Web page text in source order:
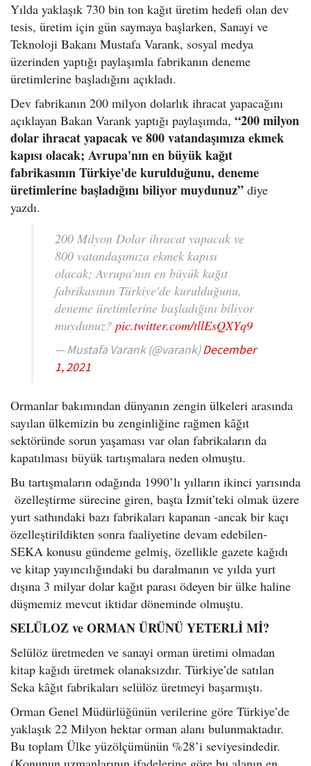
Yılda yaklaşık 730 bin ton kağıt üretim hedefi olan dev
tesis, üretim için gün saymaya başlarken, Sanayi ve
Teknoloji Bakanı Mustafa Varank, sosyal medya
üzerinden yaptığı paylaşımla fabrikanın deneme
üretimlerine başladığını açıkladı.
Dev fabrikanın 200 milyon dolarlık ihracat yapacağını
açıklayan Bakan Varank yaptığı paylaşımda, “200 milyon
dolar ihracat yapacak ve 800 vatandaşımıza ekmek
kapısı olacak; Avrupa'nın en büyük kağıt
fabrikasının Türkiye'de kurulduğunu, deneme
üretimlerine başladığını biliyor muydunuz” diye
yazdı.
200 Milyon Dolar ihracat yapacak ve
800 vatandaşımıza ekmek kapısı
olacak; Avrupa'nın en büyük kağıt
fabrikasının Türkiye'de kurulduğunu,
deneme üretimlerine başladığını biliyor
muydunuz? pic.twitter.com/tllEsQXYq9
— Mustafa Varank (@varank)December
1, 2021
Ormanlar bakımından dünyanın zengin ülkeleri arasında
sayılan ülkemizin bu zenginliğine rağmen kâğıt
sektöründe sorun yaşaması var olan fabrikaların da
kapatılması büyük tartışmalara neden olmuştu.
Bu tartışmaların odağında 1990’lı yılların ikinci yarısında
özelleştirme sürecine giren, başta İzmit’teki olmak üzere
yurt sathındaki bazı fabrikaları kapanan -ancak bir kaçı
özelleştirildikten sonra faaliyetine devam edebilen-
SEKA konusu gündeme gelmiş, özellikle gazete kağıdı
ve kitap yayıncılığındaki bu daralmanın ve yılda yurt
dışına 3 milyar dolar kağıt parası ödeyen bir ülke haline
düşmemiz mevcut iktidar döneminde olmuştu.
SELÜLOZ ve ORMAN ÜRÜNÜ YETERLİ Mİ?
Selülöz üretmeden ve sanayi orman üretimi olmadan
kitap kağıdı üretmek olanaksızdır. Türkiye’de satılan
Seka kâğıt fabrikaları selülöz üretmeyi başarmıştı.
Orman Genel Müdürlüğünün verilerine göre Türkiye’de
yaklaşık 22 Milyon hektar orman alanı bulunmaktadır.
Bu toplam Ülke yüzölçümünün %28’i seviyesindedir.